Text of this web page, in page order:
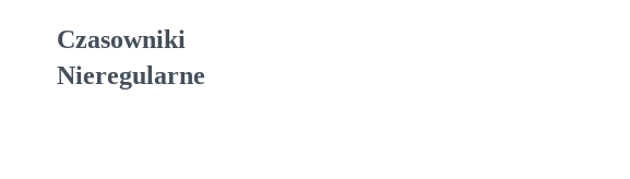
Czasowniki
Nieregularne